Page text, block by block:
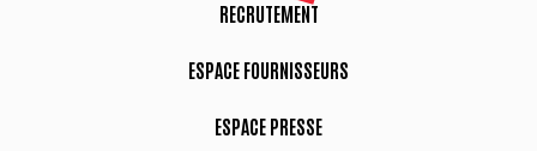
RECRUTEMENT
ESPACE FOURNISSEURS
ESPACE PRESSE